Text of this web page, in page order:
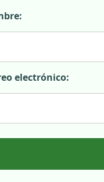
electrónico: